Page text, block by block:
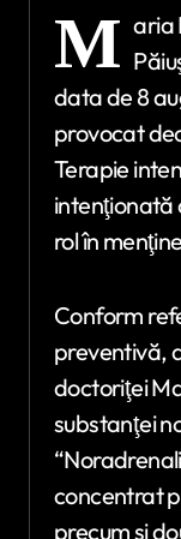
M aria
data de 8
provocat
Terapie
intenţionată
rol în
Conform
preventivă,
doctoriţei
substanţei
concentrat
precum şi